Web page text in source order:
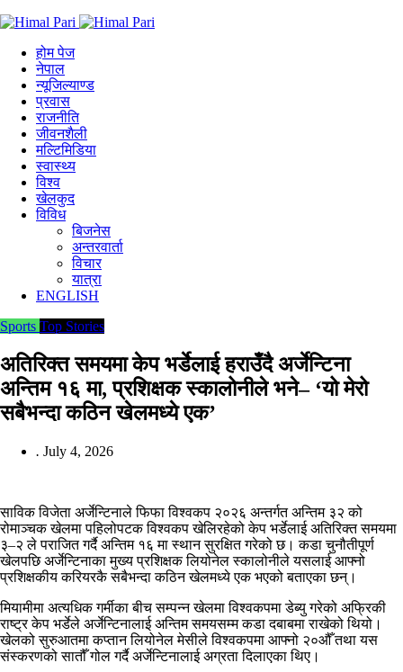
होम पेज
नेपाल
न्यूजिल्याण्ड
प्रवास
राजनीति
जीवनशैली
मल्टिमिडिया
स्वास्थ्य
विश्व
खेलकुद
विविध
बिजनेस
अन्तरवार्ता
विचार
यात्रा
ENGLISH
Sports Top Stories
अतिरिक्त समयमा केप भर्डेलाई हराउँदै अर्जेन्टिना
अन्तिम १६ मा, प्रशिक्षक स्कालोनीले भने– ‘यो मेरो
सबैभन्दा कठिन खेलमध्ये एक’
. July 4, 2026
साविक विजेता अर्जेन्टिनाले फिफा विश्वकप २०२६ अन्तर्गत अन्तिम ३२ को
रोमाञ्चक खेलमा पहिलोपटक विश्वकप खेलिरहेको केप भर्डेलाई अतिरिक्त समयमा
३–२ ले पराजित गर्दै अन्तिम १६ मा स्थान सुरक्षित गरेको छ। कडा चुनौतीपूर्ण
खेलपछि अर्जेन्टिनाका मुख्य प्रशिक्षक लियोनेल स्कालोनीले यसलाई आफ्नो
प्रशिक्षकीय करियरकै सबैभन्दा कठिन खेलमध्ये एक भएको बताएका छन्।
मियामीमा अत्यधिक गर्मीका बीच सम्पन्न खेलमा विश्वकपमा डेब्यु गरेको अफ्रिकी
राष्ट्र केप भर्डेले अर्जेन्टिनालाई अन्तिम समयसम्म कडा दबाबमा राखेको थियो।
खेलको सुरुआतमा कप्तान लियोनेल मेसीले विश्वकपमा आफ्नो २०औँ तथा यस
संस्करणको सातौँ गोल गर्दै अर्जेन्टिनालाई अग्रता दिलाएका थिए।